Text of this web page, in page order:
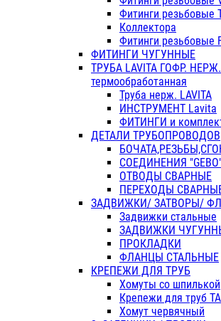
Фитинги резьбовые
Коллектора
Фитинги резьбовые
ФИТИНГИ ЧУГУННЫЕ
ТРУБА LAVITA ГОФР.
термообработанная
Труба нерж. LAVITA
ИНСТРУМЕНТ Lavita
ФИТИНГИ и
ДЕТАЛИ ТРУБОПРОВОДОВ
СОЕДИНЕНИЯ
ОТВОДЫ СВАРНЫЕ
ПЕРЕХОДЫ
ЗАДВИЖКИ/ ЗАТВОРЫ/
Задвижки стальные
ЗАДВИЖКИ
ПРОКЛАДКИ
ФЛАНЦЫ СТАЛЬНЫЕ
КРЕПЕЖИ ДЛЯ ТРУБ
Хомуты со шпилькой
Крепежи для труб
Хомут червячный